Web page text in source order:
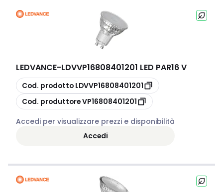
LEDVANCE-LDVVP16808401201 LED PAR16 V
copia
Cod. prodotto LDVVP16808401201
copia
Cod. produttoreVP16808401201
Accedi per visualizzare prezzi e disponibilità
Accedi